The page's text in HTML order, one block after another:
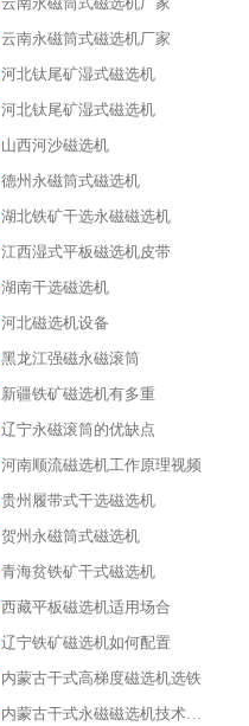
云南永磁筒式磁选机厂家
河北钛尾矿湿式磁选机
河北钛尾矿湿式磁选机
山西河沙磁选机
德州永磁筒式磁选机
湖北铁矿干选永磁磁选机
江西湿式平板磁选机皮带
湖南干选磁选机
河北磁选机设备
黑龙江强磁永磁滚筒
新疆铁矿磁选机有多重
辽宁永磁滚筒的优缺点
河南顺流磁选机工作原理视频
贵州履带式干选磁选机
贺州永磁筒式磁选机
青海贫铁矿干式磁选机
西藏平板磁选机适用场合
辽宁铁矿磁选机如何配置
内蒙古干式高梯度磁选机选铁
内蒙古干式永磁磁选机技术要求